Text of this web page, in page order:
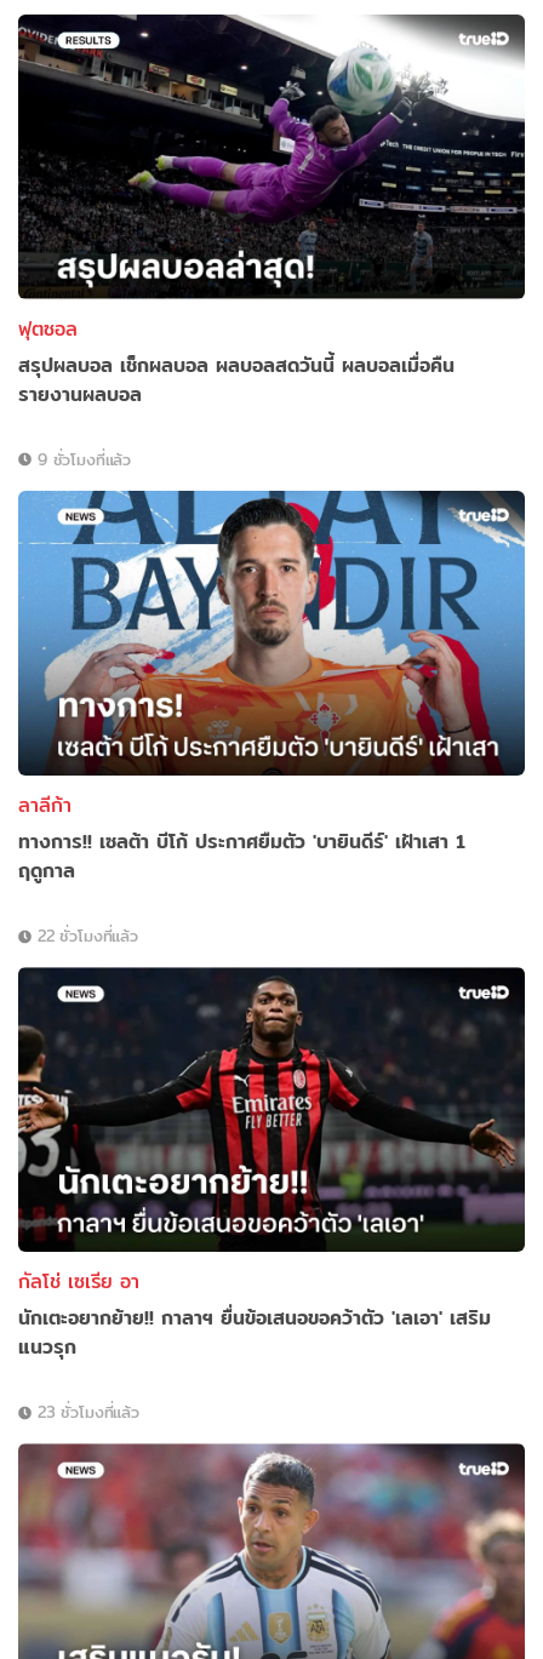
ฟุตซอล
สรุปผลบอล เช็กผลบอล ผลบอลสดวันนี้ ผลบอลเมื่อคืน
รายงานผลบอล
9 ชั่วโมงที่แล้ว
ลาลีก้า
ทางการ!! เซลต้า บีโก้ ประกาศยืมตัว 'บายินดีร์' เฝ้าเสา 1
ฤดูกาล
22 ชั่วโมงที่แล้ว
กัลโช่ เซเรีย อา
นักเตะอยากย้าย!! กาลาฯ ยื่นข้อเสนอขอคว้าตัว 'เลเอา' เสริม
แนวรุก
23 ชั่วโมงที่แล้ว